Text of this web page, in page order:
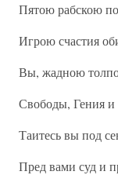
Пятою рабскою
Игрою счастия
Вы, жадною
Свободы, Гения
Таитесь вы под
Пред вами суд и